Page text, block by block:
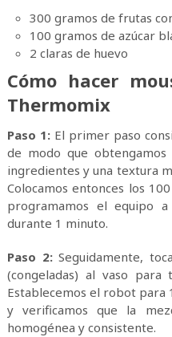
300 gramos de frutas
100 gramos de azúcar
2 claras de huevo
Cómo hacer
Thermomix
Paso 1: El primer paso
de modo que
ingredientes y una textura
Colocamos entonces los
programamos el equipo
durante 1 minuto.
Paso 2:Seguidamente,
(congeladas) al vaso
Establecemos el robot para
y verificamos que la
homogénea y consistente.